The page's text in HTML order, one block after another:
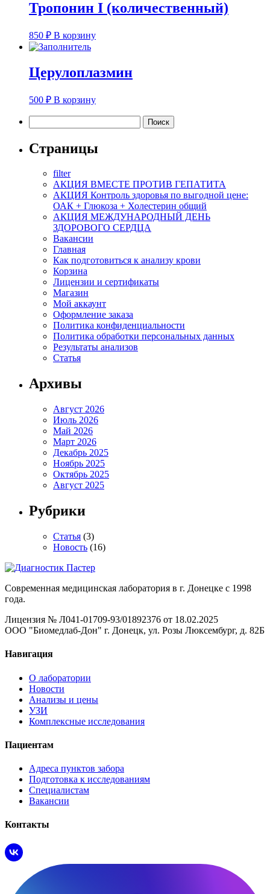
Тропонин I (количественный)
850 ₽ В корзину
Церулоплазмин
500 ₽ В корзину
Страницы
filter
АКЦИЯ ВМЕСТЕ ПРОТИВ ГЕПАТИТА
АКЦИЯ Контроль здоровья по выгодной цене:
ОАК + Глюкоза + Холестерин общий
АКЦИЯ МЕЖДУНАРОДНЫЙ ДЕНЬ
ЗДОРОВОГО СЕРДЦА
Вакансии
Главная
Как подготовиться к анализу крови
Корзина
Лицензии и сертификаты
Магазин
Мой аккаунт
Оформление заказа
Политика конфиденциальности
Политика обработки персональных данных
Результаты анализов
Статья
Архивы
Август 2026
Июль 2026
Май 2026
Март 2026
Декабрь 2025
Ноябрь 2025
Октябрь 2025
Август 2025
Рубрики
Статья (3)
Новость (16)
Современная медицинская лаборатория в г. Донецке с 1998
года.
Лицензия № Л041-01709-93/01892376 от 18.02.2025
ООО "Биомедлаб-Дон" г. Донецк, ул. Розы Люксембург, д. 82Б
Навигация
О лаборатории
Новости
Анализы и цены
УЗИ
Комплексные исследования
Пациентам
Адреса пунктов забора
Подготовка к исследованиям
Специалистам
Вакансии
Контакты